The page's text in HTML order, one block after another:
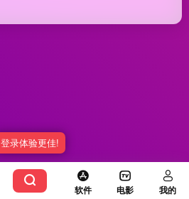
冀ICP备20003336号-5由 OneNav强力驱动
软件 电影 我的
登录体验更佳!